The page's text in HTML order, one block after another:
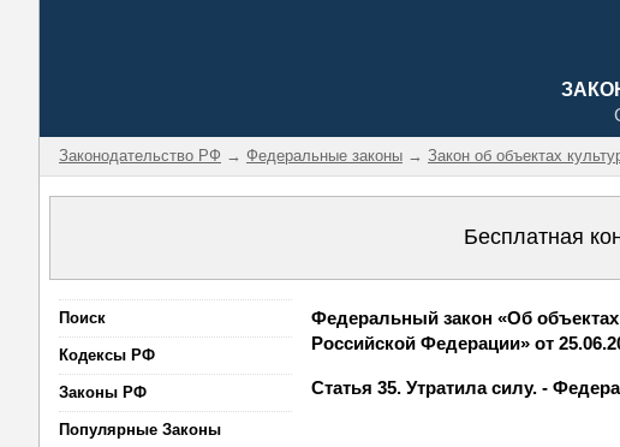
Законодательство РФ → Федеральные законы → Закон об объектах
Бесплатная
Поиск
Кодексы РФ
Законы РФ
Популярные Законы
Федеральный закон «Об
Российской Федерации» от
Статья 35. Утратила силу. -